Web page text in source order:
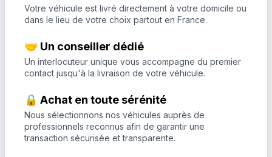
Votre véhicule est livré directement à votre domicile ou
dans le lieu de votre choix partout en France.
🤝 Un conseiller dédié
Un interlocuteur unique vous accompagne du premier
contact jusqu'à la livraison de votre véhicule.
🔒 Achat en toute sérénité
Nous sélectionnons nos véhicules auprès de
professionnels reconnus afin de garantir une
transaction sécurisée et transparente.